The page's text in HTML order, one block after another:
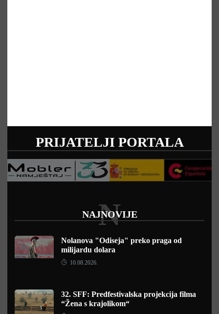
PRIJATELJI PORTALA
NAJNOVIJE
N
Nolanova "Odiseja" preko praga od
milijardu dolara
10.08.2026.
32. SFF: Predfestivalska projekcija filma
“Žena s krajolikom“